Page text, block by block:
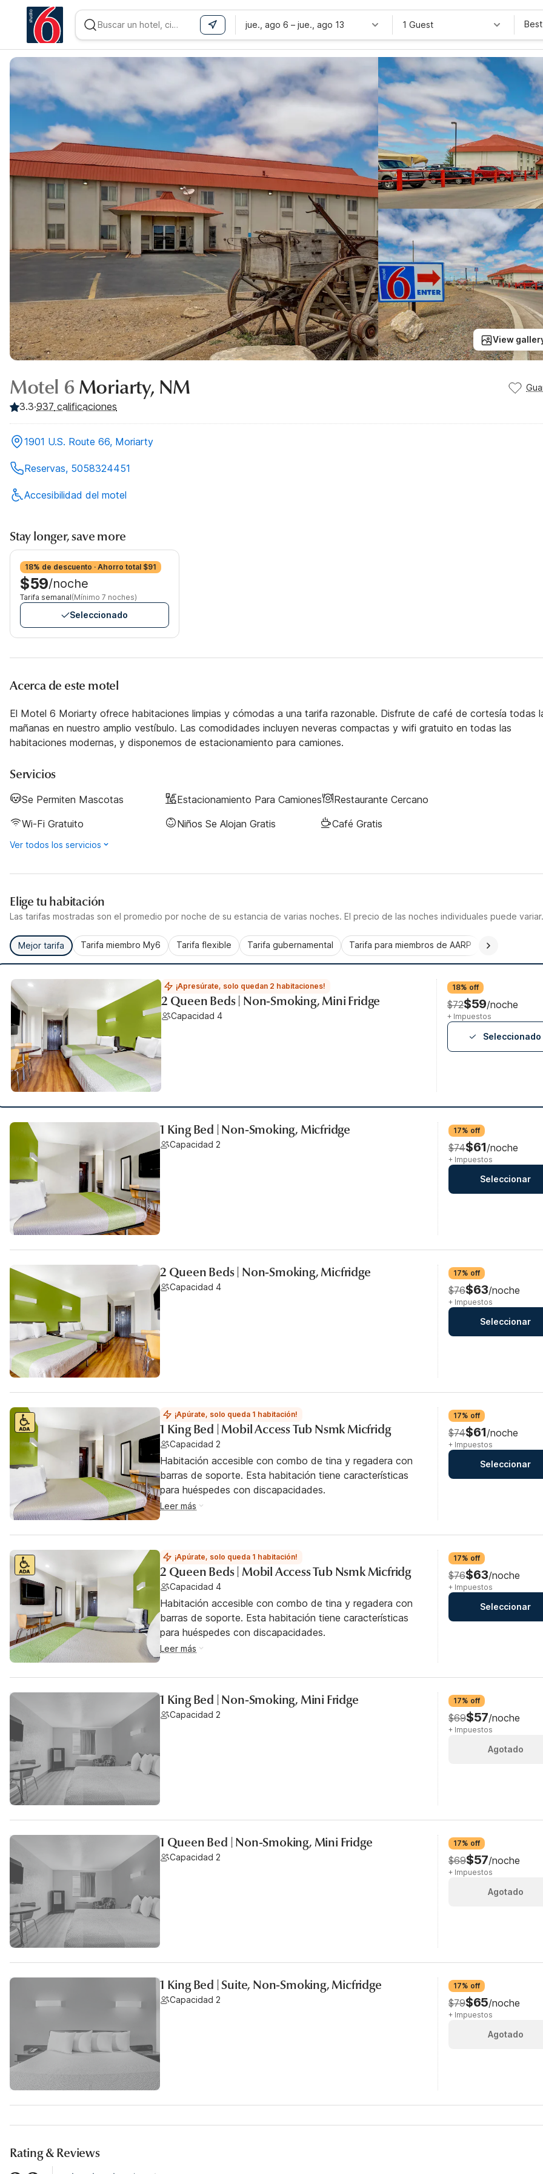
jue., ago 6 – jue., ago 13 1 Guest
View
Motel 6 Moriarty, NM
3.3·937 calificaciones
1901 U.S. Route 66, Moriarty
Reservas, 5058324451
Accesibilidad del motel
Stay longer, save more
18% de descuento · Ahorro total $91
$59/noche
Tarifa semanal(Mínimo 7 noches)
Seleccionado
Acerca de este motel
El Motel 6 Moriarty ofrece habitaciones limpias y cómodas a una tarifa razonable. Disfrute de café de cortesía todas
mañanas en nuestro amplio vestíbulo. Las comodidades incluyen neveras compactas y wifi gratuito en todas las
habitaciones modernas, y disponemos de estacionamiento para camiones.
Servicios
Se Permiten Mascotas Estacionamiento Para Camiones
Restaurante Cercano
Wi-Fi Gratuito
Niños Se Alojan Gratis Café Gratis
Ver todos los servicios
Elige tu habitación
Las tarifas mostradas son el promedio por noche de su estancia de varias noches. El precio de las noches individuales puede variar.
Mejor tarifa Tarifa miembro My6 Tarifa flexible Tarifa gubernamental Tarifa para miembros de AARP
¡Apresúrate, solo quedan 2 habitaciones!
2 Queen Beds | Non-Smoking, Mini Fridge
Capacidad 4
18% off
$72$59/noche
+ Impuestos
Seleccionado
1 King Bed | Non-Smoking, Micfridge
Capacidad 2
17% off
$74$61/noche
+ Impuestos
Seleccionar
2 Queen Beds | Non-Smoking, Micfridge
Capacidad 4
17% off
$76$63/noche
+ Impuestos
Seleccionar
¡Apúrate, solo queda 1 habitación!
1 King Bed | Mobil Access Tub Nsmk Micfridg
Capacidad 2
Habitación accesible con combo de tina y regadera con
barras de soporte. Esta habitación tiene características
para huéspedes con discapacidades.
Leer más
17% off
$74$61/noche
+ Impuestos
Seleccionar
¡Apúrate, solo queda 1 habitación!
2 Queen Beds | Mobil Access Tub Nsmk Micfridg
Capacidad 4
Habitación accesible con combo de tina y regadera con
barras de soporte. Esta habitación tiene características
para huéspedes con discapacidades.
Leer más
17% off
$76$63/noche
+ Impuestos
Seleccionar
1 King Bed | Non-Smoking, Mini Fridge
Capacidad 2
17% off
$69$57/noche
+ Impuestos
Agotado
1 Queen Bed | Non-Smoking, Mini Fridge
Capacidad 2
17% off
$69$57/noche
+ Impuestos
Agotado
1 King Bed | Suite, Non-Smoking, Micfridge
Capacidad 2
17% off
$79$65/noche
+ Impuestos
Agotado
Rating & Reviews